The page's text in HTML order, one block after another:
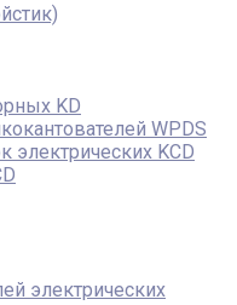
KD
WPDS
KCD
электрических